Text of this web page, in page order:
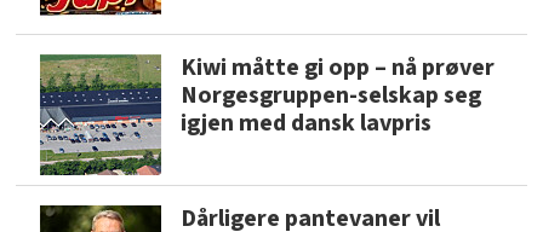
Kiwi måtte gi opp – nå prøver
Norgesgruppen-selskap seg
igjen med dansk lavpris
Dårligere pantevaner vil